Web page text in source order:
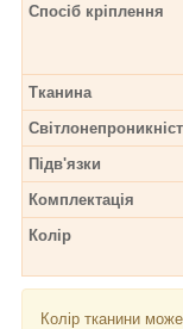
Спосіб кріплення
Тканина
Підв'язки
Комплектація
Колір
Колір тканини